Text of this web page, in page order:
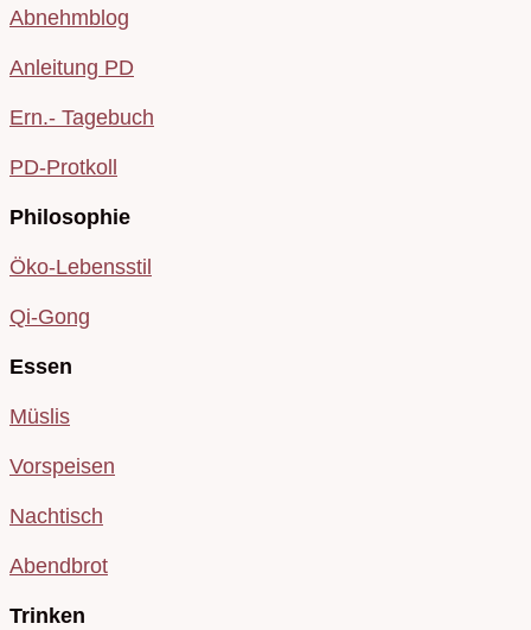
Abnehmblog
Anleitung PD
Ern.- Tagebuch
PD-Protkoll
Philosophie
Öko-Lebensstil
Qi-Gong
Essen
Müslis
Vorspeisen
Nachtisch
Abendbrot
Trinken